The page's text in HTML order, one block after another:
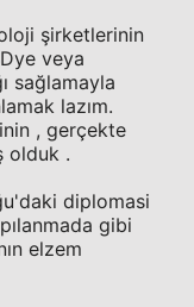
şirketlerinin
veya
sağlamayla
lazım.
, gerçekte
olduk .
diplomasi
gibi
elzem